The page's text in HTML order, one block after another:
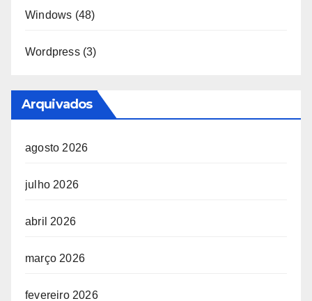
Windows (48)
Wordpress(3)
Arquivados
agosto 2026
julho 2026
abril 2026
março 2026
fevereiro 2026